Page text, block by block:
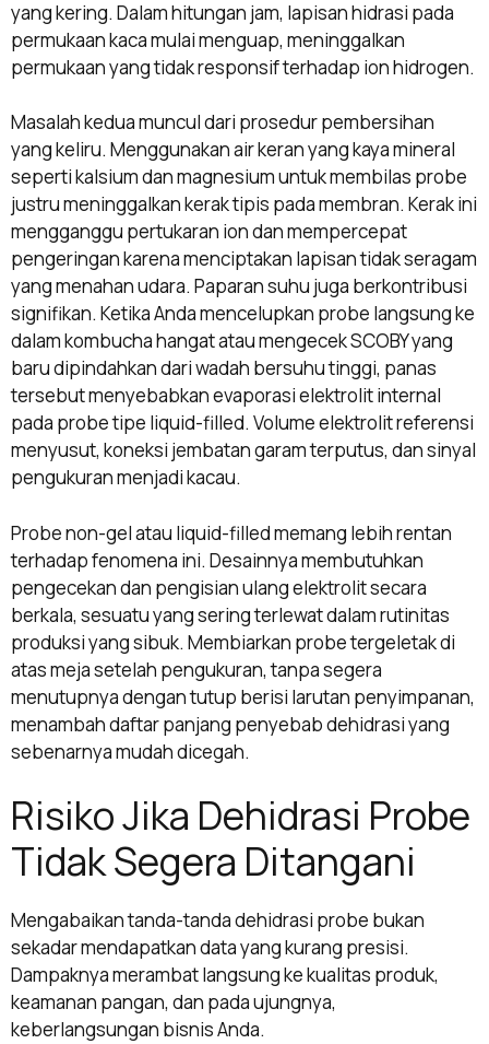
yang kering. Dalam hitungan jam, lapisan hidrasi pada
permukaan kaca mulai menguap, meninggalkan
permukaan yang tidak responsif terhadap ion hidrogen.
Masalah kedua muncul dari prosedur pembersihan
yang keliru. Menggunakan air keran yang kaya mineral
seperti kalsium dan magnesium untuk membilas probe
justru meninggalkan kerak tipis pada membran. Kerak ini
mengganggu pertukaran ion dan mempercepat
pengeringan karena menciptakan lapisan tidak seragam
yang menahan udara. Paparan suhu juga berkontribusi
signifikan. Ketika Anda mencelupkan probe langsung ke
dalam kombucha hangat atau mengecek SCOBY yang
baru dipindahkan dari wadah bersuhu tinggi, panas
tersebut menyebabkan evaporasi elektrolit internal
pada probe tipe liquid-filled. Volume elektrolit referensi
menyusut, koneksi jembatan garam terputus, dan sinyal
pengukuran menjadi kacau.
Probe non-gel atau liquid-filled memang lebih rentan
terhadap fenomena ini. Desainnya membutuhkan
pengecekan dan pengisian ulang elektrolit secara
berkala, sesuatu yang sering terlewat dalam rutinitas
produksi yang sibuk. Membiarkan probe tergeletak di
atas meja setelah pengukuran, tanpa segera
menutupnya dengan tutup berisi larutan penyimpanan,
menambah daftar panjang penyebab dehidrasi yang
sebenarnya mudah dicegah.
Risiko Jika Dehidrasi Probe
Tidak Segera Ditangani
Mengabaikan tanda-tanda dehidrasi probe bukan
sekadar mendapatkan data yang kurang presisi.
Dampaknya merambat langsung ke kualitas produk,
keamanan pangan, dan pada ujungnya,
keberlangsungan bisnis Anda.